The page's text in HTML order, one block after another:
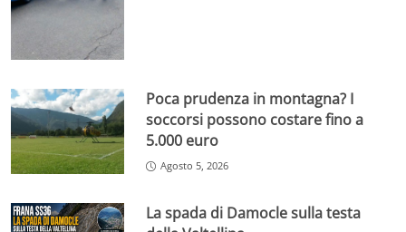
Poca prudenza in montagna? I
soccorsi possono costare fino a
5.000 euro
Agosto 5, 2026
La spada di Damocle sulla testa